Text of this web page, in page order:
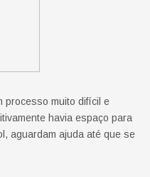
processo muito difícil e
havia espaço para
aguardam ajuda até que se